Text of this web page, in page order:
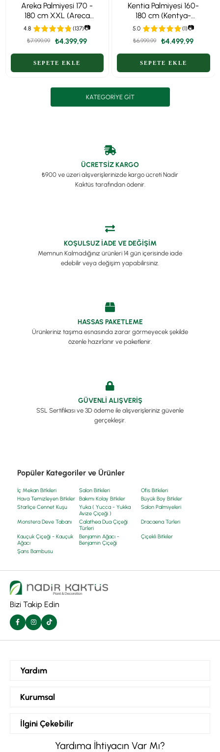
Areka Palmiyesi 170 -
180 cm XXL (Areca
Dypsis Lutescens) –
Ekstra Dolgun Form
4.8 (137)📷
₺4.399,99
₺7.999,99
Kentia Palmiyesi 160-
180 cm (Kentya-
Howea Palmiyesi)
5.0 (1)📷
₺4.499,99
₺6.999,99
KATEGORIYE GIT
ÜCRETSİZ KARGO
₺900 ve üzeri alışverişlerinizde kargo ücreti Nadir
Kaktüs tarafından ödenir.
KOŞULSUZ İADE VE DEĞİŞİM
Memnun Kalmadığınız ürünleri 14 gün içerisinde iade
edebilir veya değişim yapabilirsiniz.
HASSAS PAKETLEME
Ürünleriniz taşıma esnasında zarar görmeyecek şekilde
özenle hazırlanır ve paketlenir.
GÜVENLİ ALIŞVERİŞ
SSL Sertifikası ve 3D ödeme ile alışverişleriniz güvenle
gerçekleşir.
Popüler Kategoriler ve Ürünler
İç Mekan Bitkileri Salon Bitkileri
Ofis Bitkileri
Hava Temizleyen Bitkiler
Bakımı Kolay Bitkiler
Büyük Boy Bitkiler
Starliçe Cennet Kuşu
Yuka ( Yucca - Yukka
Avize Çiçeği )
Salon Palmiyeleri
Monstera Deve Tabanı
Calathea Dua Çiçeği
Türleri
Dracaena Türleri
Kauçuk Çiçeği - Kauçuk
Ağacı
Benjamin Ağacı -
Benjamin Çiçeği
Çiçekli Bitkiler
Şans Bambusu
Bizi Takip Edin
Yardım
Siparişlerim
Favorilerim
Sepetim
Kurumsal
Kurumsal ve Toptan Sipariş
İlgini Çekebilir
İç Mekan Bitkileri
Yardıma İhtiyacın Var Mı?